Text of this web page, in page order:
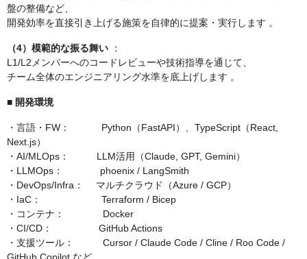
盤の整備など、
開発効率を直接引き上げる施策を自律的に提案・実行します 。
（4）模範的な振る舞い ：
L1/L2メンバーへのコードレビューや技術指導を通じて、
チーム全体のエンジニアリング水準を底上げします 。
■ 開発環境
・言語・FW： Python（FastAPI）、TypeScript（React,
Next.js）
・AI/MLOps： LLM活用（Claude, GPT, Gemini）
・LLMOps： phoenix / LangSmith
・DevOps/Infra： マルチクラウド（Azure / GCP）
・IaC： Terraform / Bicep
・コンテナ： Docker
・CI/CD： GitHub Actions
・支援ツール： Cursor / Claude Code / Cline / Roo Code /